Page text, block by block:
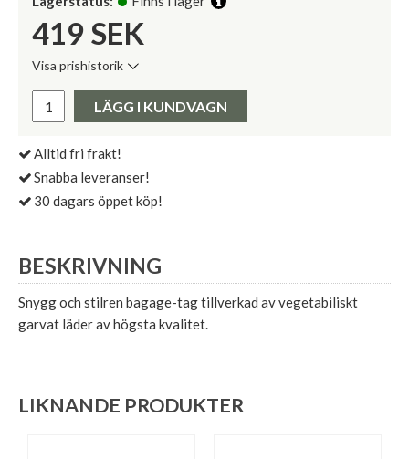
419 SEK
Visa prishistorik
Pris:
LÄGG I KUNDVAGN
Alltid fri frakt!
Snabba leveranser!
30 dagars öppet köp!
BESKRIVNING
Snygg och stilren bagage-tag tillverkad av vegetabiliskt
garvat läder av högsta kvalitet.
LIKNANDE PRODUKTER